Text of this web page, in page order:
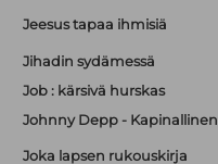
Jeesus tapaa ihmisiä
Jihadin sydämessä
Job : kärsivä hurskas
Johnny Depp - Kapinallinen
Joka lapsen rukouskirja